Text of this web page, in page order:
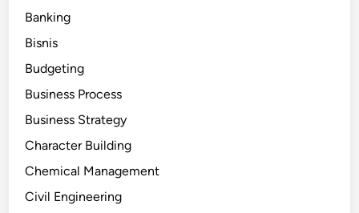
Banking
Bisnis
Budgeting
Business Process
Business Strategy
Character Building
Chemical Management
Civil Engineering